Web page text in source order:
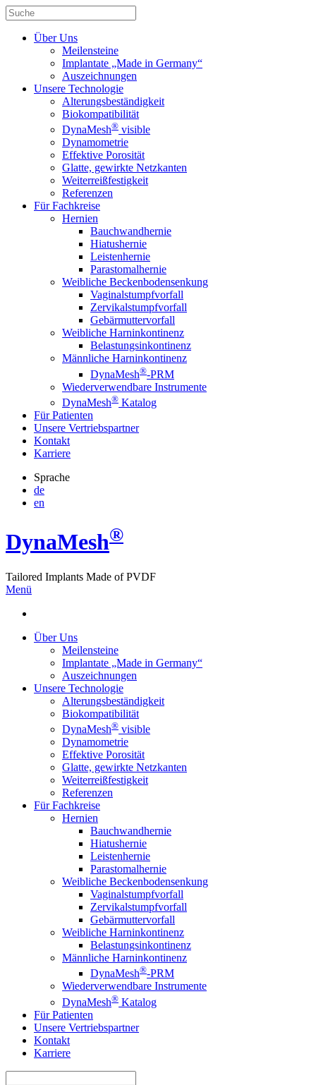
Über Uns
Meilensteine
Implantate „Made in Germany“
Auszeichnungen
Unsere Technologie
Alterungsbeständigkeit
Biokompatibilität
DynaMesh® visible
Dynamometrie
Effektive Porosität
Glatte, gewirkte Netzkanten
Weiterreißfestigkeit
Referenzen
Für Fachkreise
Hernien
Bauchwandhernie
Hiatushernie
Leistenhernie
Parastomalhernie
Weibliche Beckenbodensenkung
Vaginalstumpfvorfall
Zervikalstumpfvorfall
Gebärmuttervorfall
Weibliche Harninkontinenz
Belastungsinkontinenz
Männliche Harninkontinenz
DynaMesh®-PRM
Wiederverwendbare Instrumente
DynaMesh® Katalog
Für Patienten
Unsere Vertriebspartner
Kontakt
Karriere
Sprache
de
en
DynaMesh®
Tailored Implants Made ofPVDF
Menü
Über Uns
Meilensteine
Implantate „Made in Germany“
Auszeichnungen
Unsere Technologie
Alterungsbeständigkeit
Biokompatibilität
DynaMesh® visible
Dynamometrie
Effektive Porosität
Glatte, gewirkte Netzkanten
Weiterreißfestigkeit
Referenzen
Für Fachkreise
Hernien
Bauchwandhernie
Hiatushernie
Leistenhernie
Parastomalhernie
Weibliche Beckenbodensenkung
Vaginalstumpfvorfall
Zervikalstumpfvorfall
Gebärmuttervorfall
Weibliche Harninkontinenz
Belastungsinkontinenz
Männliche Harninkontinenz
DynaMesh®-PRM
Wiederverwendbare Instrumente
DynaMesh® Katalog
Für Patienten
Unsere Vertriebspartner
Kontakt
Karriere